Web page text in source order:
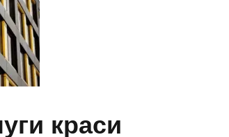
краси